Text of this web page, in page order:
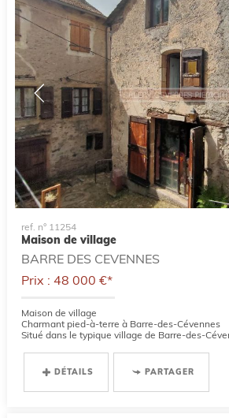
ref. n° 11254
Maison de village
BARRE DES CEVENNES
Prix : 48 000 €*
Maison de village
Charmant pied-à-terre à Barre-des-Cévennes
Situé dans le typique village de Barre-des-
DÉTAILS PARTAGER